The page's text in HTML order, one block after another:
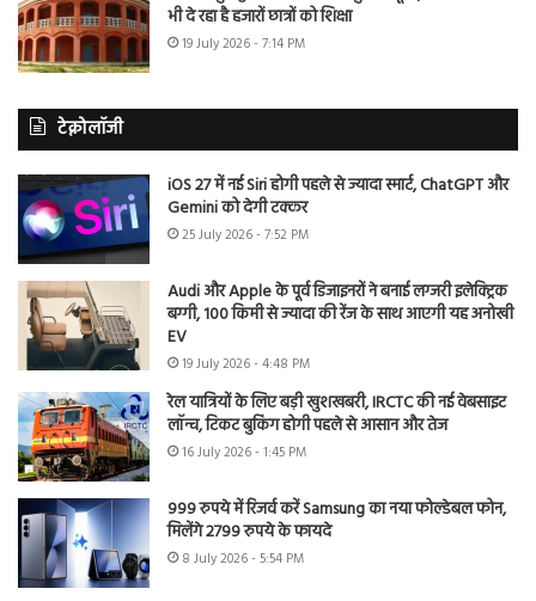
भी दे रहा है हजारों छात्रों को शिक्षा
19 July 2026 - 7:14 PM
टेक्नोलॉजी
iOS 27 में नई Siri होगी पहले से ज्यादा स्मार्ट, ChatGPT और
Gemini को देगी टक्कर
25 July 2026 - 7:52 PM
Audi और Apple के पूर्व डिजाइनरों ने बनाई लग्जरी इलेक्ट्रिक
बग्गी, 100 किमी से ज्यादा की रेंज के साथ आएगी यह अनोखी
EV
19 July 2026 - 4:48 PM
रेल यात्रियों के लिए बड़ी खुशखबरी, IRCTC की नई वेबसाइट
लॉन्च, टिकट बुकिंग होगी पहले से आसान और तेज
16 July 2026 - 1:45 PM
999 रुपये में रिजर्व करें Samsung का नया फोल्डेबल फोन,
मिलेंगे 2799 रुपये के फायदे
8 July 2026 - 5:54 PM